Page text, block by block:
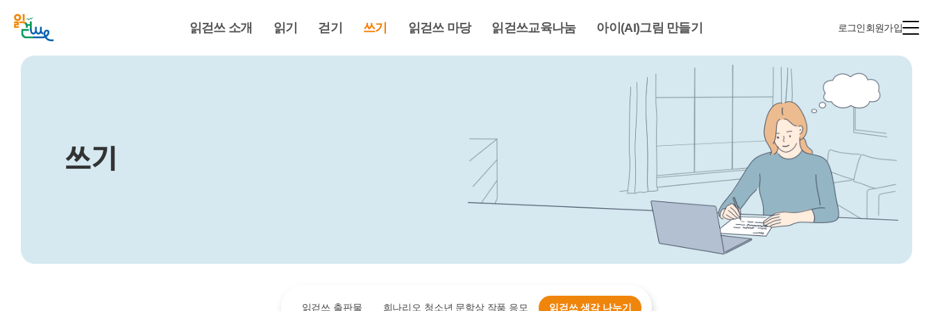
읽걷쓰 소개 읽기 걷기 쓰기 읽걷쓰 마당 읽걷쓰교육나눔 아이(AI)그림 만들기 로그인회원가입
쓰기
읽걷쓰 출판물 희나리오 청소년 문학상 작품 응모 읽걷쓰 생각 나누기